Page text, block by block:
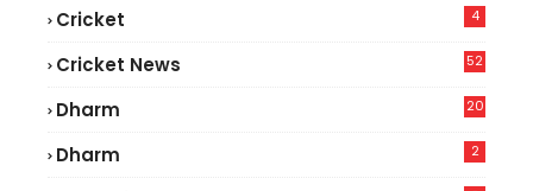
Cricket 4
Cricket News
52
Dharm 20
Dharm 2